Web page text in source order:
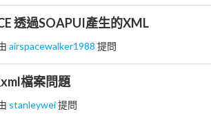
透過SOAPUI產生的XML
airspacewalker1988 提問
檔案問題
stanleywei提問